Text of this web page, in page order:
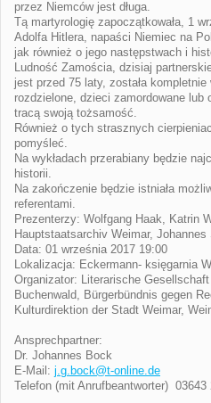
przez Niemców jest długa.
Tą martyrologię zapoczątkowała, 1
Adolfa Hitlera, napaści Niemiec na
jak również o jego następstwach i
Ludność Zamościa, dzisiaj
jest przed 75 laty, została
rozdzielone, dzieci zamordowane lub
tracą swoją tożsamość.
Również o tych strasznych
pomyśleć.
Na wykładach przerabiany będzie
historii.
Na zakończenie będzie istniała
referentami.
Prezenterzy: Wolfgang Haak, Katrin
Hauptstaatsarchiv Weimar,
Data: 01 września 2017 19:00
Lokalizacja: Eckermann- księgarnia
Organizator: Literarische
Buchenwald, Bürgerbündnis gegen
Kulturdirektion der Stadt Weimar,
Ansprechpartner:
Dr. Johannes Bock
E-Mail: j.g.bock@t-online.de
Telefon (mit Anrufbeantworter) 03643